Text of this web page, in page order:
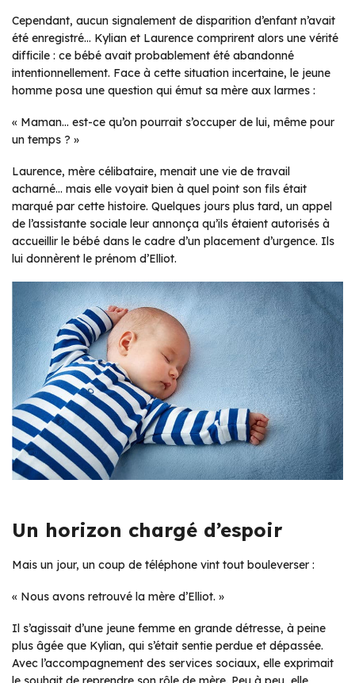
Cependant, aucun signalement de disparition d’enfant n’avait
été enregistré… Kylian et Laurence comprirent alors une vérité
difficile : ce bébé avait probablement été abandonné
intentionnellement. Face à cette situation incertaine, le jeune
homme posa une question qui émut sa mère aux larmes :
« Maman… est-ce qu’on pourrait s’occuper de lui, même pour
un temps ? »
Laurence, mère célibataire, menait une vie de travail
acharné… mais elle voyait bien à quel point son fils était
marqué par cette histoire. Quelques jours plus tard, un appel
de l’assistante sociale leur annonça qu’ils étaient autorisés à
accueillir le bébé dans le cadre d’un placement d’urgence. Ils
lui donnèrent le prénom d’Elliot.
Un horizon chargé d’espoir
Mais un jour, un coup de téléphone vint tout bouleverser :
« Nous avons retrouvé la mère d’Elliot. »
Il s’agissait d’une jeune femme en grande détresse, à peine
plus âgée que Kylian, qui s’était sentie perdue et dépassée.
Avec l’accompagnement des services sociaux, elle exprimait